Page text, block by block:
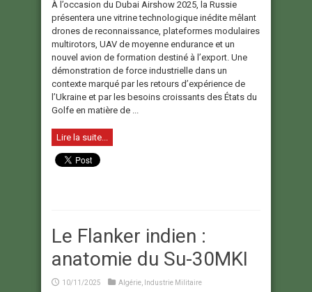
À l’occasion du Dubai Airshow 2025, la Russie
présentera une vitrine technologique inédite mêlant
drones de reconnaissance, plateformes modulaires
multirotors, UAV de moyenne endurance et un
nouvel avion de formation destiné à l’export. Une
démonstration de force industrielle dans un
contexte marqué par les retours d’expérience de
l’Ukraine et par les besoins croissants des États du
Golfe en matière de ...
Lire la suite...
Le Flanker indien :
anatomie du Su-30MKI
10/11/2025 Algérie Industrie Militaire